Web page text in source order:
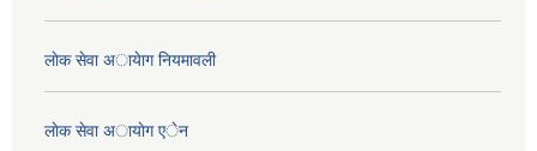
लाेक सेवा अायेाग नियमावली
लाेक सेवा अायाेग एेन